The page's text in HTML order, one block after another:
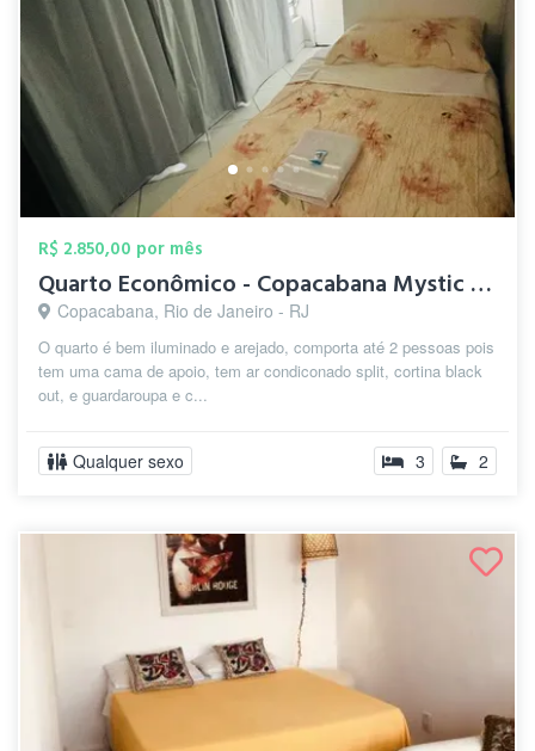
R$ 2.850,00 por mês
Quarto Econômico - Copacabana Mystic Fla...
Copacabana, Rio de Janeiro - RJ
O quarto é bem iluminado e arejado, comporta até 2 pessoas pois
tem uma cama de apoio, tem ar condiconado split, cortina black
out, e guardaroupa e c...
Qualquer sexo 3 2